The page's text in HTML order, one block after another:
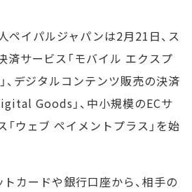
ペイパルジャパンは2月21日、ス
済サービス「モバイル エクスプ
、デジタルコンテンツ販売の決済
Goods」、中小規模のECサ
ウェブ ペイメントプラス」を始
カードや銀行口座から、相手の